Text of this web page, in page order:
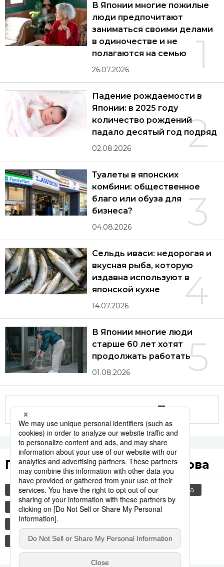
1
В Японии многие пожилые
люди предпочитают
заниматься своими делами
в одиночестве и не
полагаются на семью
26.07.2026
2
Падение рождаемости в
Японии: в 2025 году
количество рождений
падало десятый год подряд
02.08.2026
3
Туалеты в японских
комбини: общественное
благо или обуза для
бизнеса?
04.08.2026
4
Сельдь иваси: недорогая и
вкусная рыба, которую
издавна используют в
японской кухне
14.07.2026
5
В Японии многие люди
старше 60 лет хотят
продолжать работать
01.08.2026
Другие статьи по теме
Популярные поисковые слова
общество старение населения
культура
история
jiji press
еда и напитки
японская кухня
религия